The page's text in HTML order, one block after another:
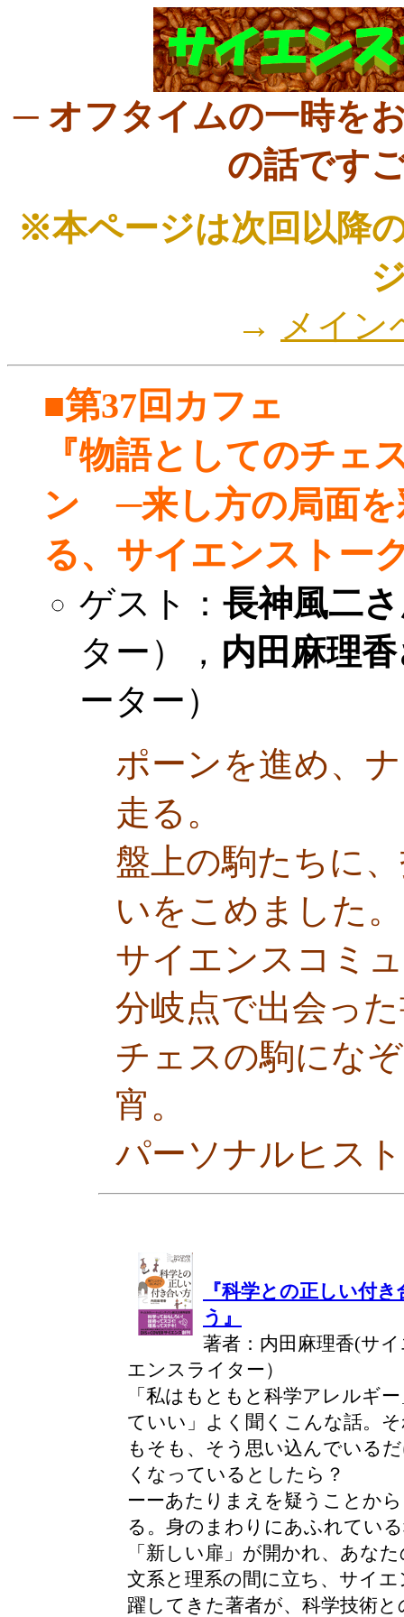
─ オフタイムの一時を
の話です
※本ページは次回以降
→ メイン
■第37回カフェ
『物語としてのチェ
ン ─来し方の局面を
る、サイエンストー
ゲスト： 長神風二
ター）， 内田麻理
ーター）
ポーンを進め、
走る。
盤上の駒たちに
いをこめました。
サイエンスコミ
分岐点で出会っ
チェスの駒にな
宵。
パーソナルヒス
『科学との正しい付
う』
著者：内田麻理香(サ
エンスライター）
「私はもともと科学アレルギ
ていい」よく聞くこんな話。
もそも、そう思い込んでいる
くなっているとしたら？
ーーあたりまえを疑うことか
る。身のまわりにあふれてい
「新しい扉」が開かれ、あな
文系と理系の間に立ち、サイ
躍してきた著者が、科学技術